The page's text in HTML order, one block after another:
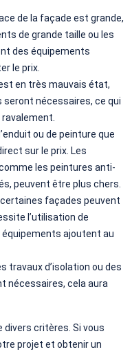
de la façade est grande,
de grande taille ou les
des équipements
le prix.
en très mauvais état,
nécessaires, ce qui
ou de peinture que
sur le prix. Les
les peintures anti-
peuvent être plus chers.
certaines façades peuvent
l’utilisation de
équipements ajoutent au
travaux d’isolation ou des
nécessaires, cela aura
divers critères. Si vous
projet et obtenir un